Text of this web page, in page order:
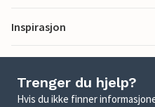
Inspirasjon
Trenger du hjelp?
Hvis du ikke finner